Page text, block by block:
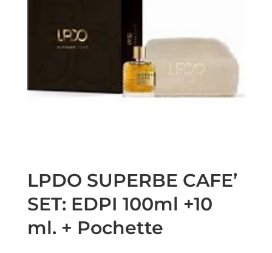
LPDO SUPERBE CAFE’
SET: EDPI 100ml +10
ml. + Pochette